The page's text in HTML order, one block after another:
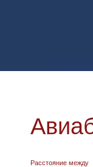
Расстояние между